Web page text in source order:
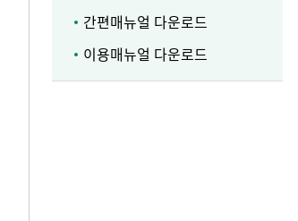
간편매뉴얼 다운로드
이용매뉴얼 다운로드